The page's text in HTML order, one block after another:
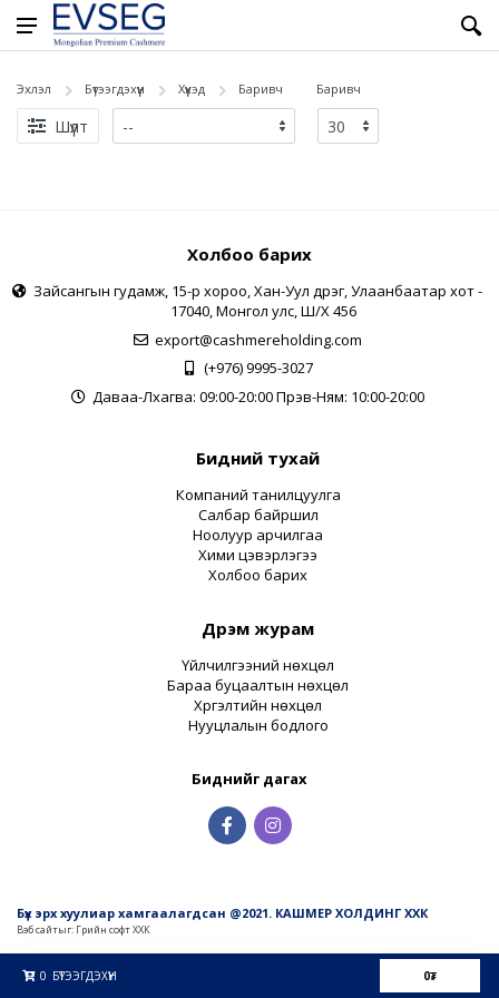
Эхлэл Бүтээгдэхүүн Хүүхэд Баривч Баривч
Шүүлт
Холбоо барих
Зайсангын гудамж, 15-р хороо, Хан-Уул дүүрэг, Улаанбаатар хот -
17040, Монгол улс, Ш/Х 456
export@cashmereholding.com
(+976) 9995-3027
Даваа-Лхагва: 09:00-20:00 Пүрэв-Ням: 10:00-20:00
Бидний тухай
Компаний танилцуулга
Салбар байршил
Ноолуур арчилгаа
Хими цэвэрлэгээ
Холбоо барих
Дүрэм журам
Үйлчилгээний нөхцөл
Бараа буцаалтын нөхцөл
Хүргэлтийн нөхцөл
Нууцлалын бодлого
Биднийг дагах
Бүх эрх хуулиар хамгаалагдсан @2021. КАШМЕР ХОЛДИНГ ХХК
Вэб сайтыг: Грийн софт ХХК
0 БҮТЭЭГДЭХҮҮН 0₮